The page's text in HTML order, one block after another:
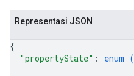
Representasi JSON
{
"propertyState" : enum (